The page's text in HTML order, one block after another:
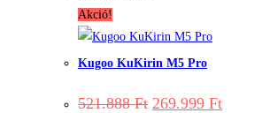
Akció!
Kugoo KuKirin M5 Pro
521.888Ft Original
269.999 FtCurrent